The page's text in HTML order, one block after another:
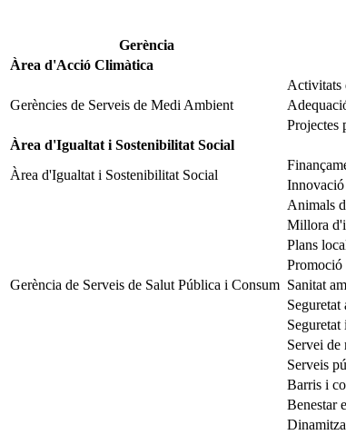
Gerència
Àrea d'Acció Climàtica
Gerències de Serveis de Medi Ambient
Activitats
Projectes
Àrea d'Igualtat i Sostenibilitat Social
Àrea d'Igualtat i Sostenibilitat Social
Gerència de Serveis de Salut Pública i Consum
Animals
Millora
Plans
Promoció
Sanitat
Seguretat
Seguretat
Servei de
Serveis
Barris i
Benestar